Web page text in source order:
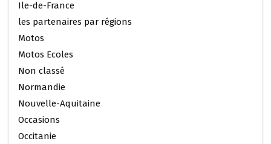
Ile-de-France
les partenaires par régions
Motos
Motos Ecoles
Non classé
Normandie
Nouvelle-Aquitaine
Occasions
Occitanie